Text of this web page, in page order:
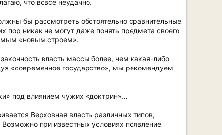
что вовсе неудачно.
бы рассмотреть обстоятельно сравнительные
пор никак не могут даже понять предмета своего
«новым строем».
власть массы более, чем какая-либо
«современное государство», мы рекомендуем
под влиянием чужих «доктрин»…
Верховная власть различных типов,
при известных условиях появление